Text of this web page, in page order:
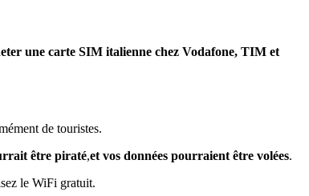
une carte SIM italienne chez Vodafone, TIM et
de touristes.
être piraté,et vos données pourraient être volées.
le WiFi gratuit.